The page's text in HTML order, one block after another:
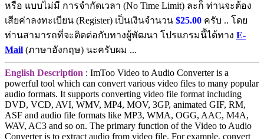
หรือ แบบไม่มี การจำกัดเวลา (No Time Limit) ละก็ ท่านจะต้อง
เสียค่าลงทะเบียน (Register) เป็นเงินจำนวน $25.00 ครับ .. โดย
ท่านสามารถที่จะติดต่อกับทางผู้พัฒนา โปรแกรมนี้ได้ทาง E-
Mail (ภาษาอังกฤษ) นะครับผม ...
English Description : ImToo Video to Audio Converter is a
powerful tool which can convert various video files to many popular
audio formats. It supports converting video file format including
DVD, VCD, AVI, WMV, MP4, MOV, 3GP, animated GIF, RM,
ASF and audio file formats like MP3, WMA, OGG, AAC, M4A,
WAV, AC3 and so on. The primary function of the Video to Audio
Converter is to extract audio from video file. For example, convert